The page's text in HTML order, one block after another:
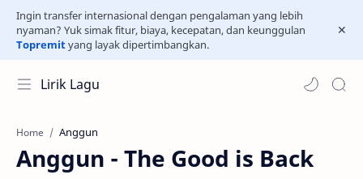
Ingin transfer internasional dengan pengalaman yang lebih
nyaman? Yuk simak fitur, biaya, kecepatan, dan keunggulan
Topremityang layak dipertimbangkan.
Lirik Lagu
Home Anggun
Anggun - The Good is Back